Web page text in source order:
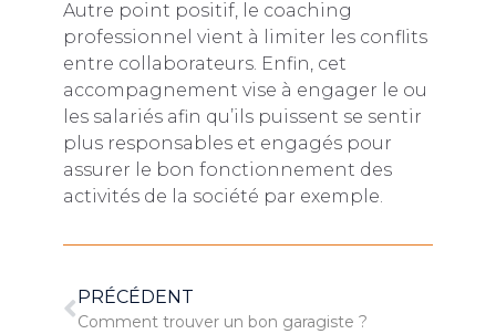
Autre point positif, le coaching
professionnel vient à limiter les conflits
entre collaborateurs. Enfin, cet
accompagnement vise à engager le ou
les salariés afin qu’ils puissent se sentir
plus responsables et engagés pour
assurer le bon fonctionnement des
activités de la société par exemple.
PRÉCÉDENT
Comment trouver un bon garagiste ?